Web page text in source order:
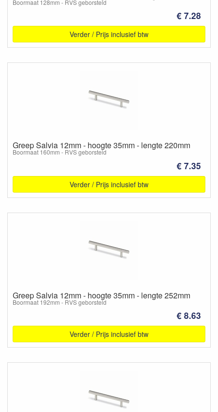
Boormaat 128mm - RVS geborsteld
€ 7.28
Verder / Prijs inclusief btw
Greep Salvia 12mm - hoogte 35mm - lengte 220mm
Boormaat 160mm - RVS geborsteld
€ 7.35
Verder / Prijs inclusief btw
Greep Salvia 12mm - hoogte 35mm - lengte 252mm
Boormaat 192mm - RVS geborsteld
€ 8.63
Verder / Prijs inclusief btw